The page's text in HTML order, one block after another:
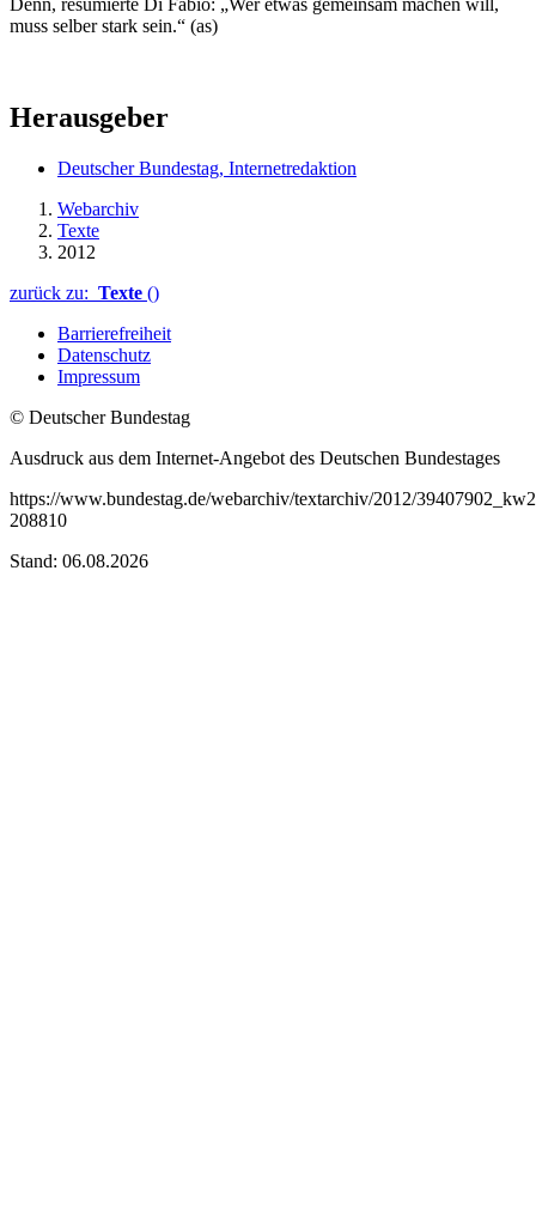
Denn, resümierte Di Fabio: „Wer etwas gemeinsam machen will,
muss selber stark sein.“ (as)
Herausgeber
Deutscher Bundestag, Internetredaktion
Webarchiv
Texte
2012
zurück zu: Texte ()
Barrierefreiheit
Datenschutz
Impressum
© Deutscher Bundestag
Ausdruck aus dem Internet-Angebot des Deutschen Bundestages
https://www.bundestag.de/webarchiv/textarchiv/2012/
208810
Stand: 06.08.2026